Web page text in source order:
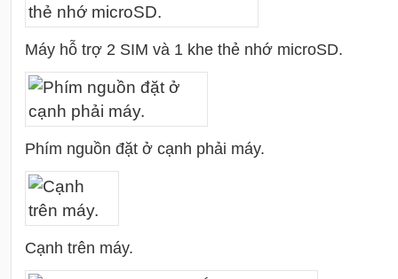
Máy hỗ trợ 2 SIM và 1 khe thẻ nhớ microSD.
Phím nguồn đặt ở cạnh phải máy.
Cạnh trên máy.